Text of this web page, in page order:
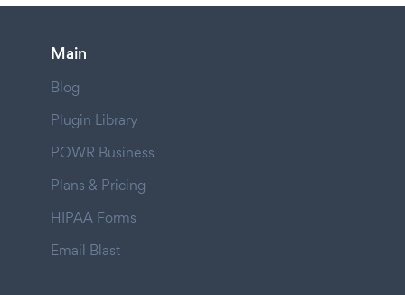
Main
Blog
Plugin Library
POWR Business
Plans & Pricing
HIPAA Forms
Email Blast